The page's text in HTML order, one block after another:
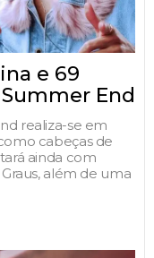
e 69
End
realiza-se em
cabeças de
ainda com
além de uma